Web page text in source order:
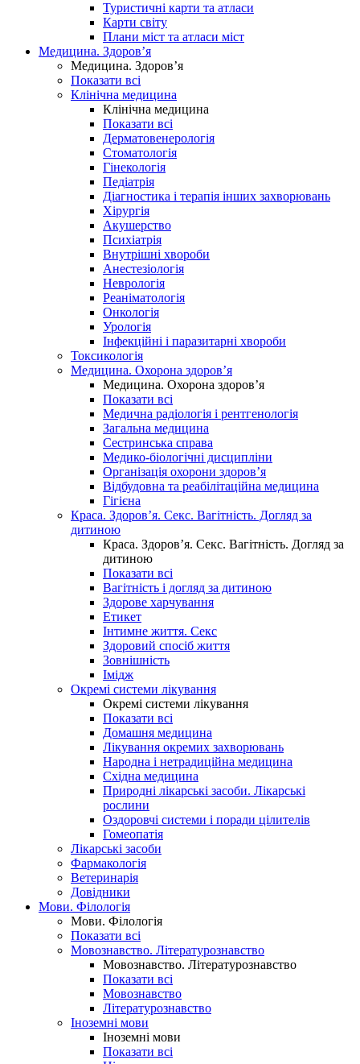
Туристичні карти та атласи
Карти світу
Плани міст та атласи міст
Медицина. Здоров’я
Медицина. Здоров’я
Показати всі
Клінічна медицина
Клінічна медицина
Показати всі
Дерматовенерологія
Стоматологія
Гінекологія
Педіатрія
Діагностика і терапія інших захворювань
Хірургія
Акушерство
Психіатрія
Внутрішні хвороби
Анестезіологія
Неврологія
Реаніматологія
Онкологія
Урологія
Інфекційні і паразитарні хвороби
Токсикологія
Медицина. Охорона здоров’я
Медицина. Охорона здоров’я
Показати всі
Медична радіологія і рентгенологія
Загальна медицина
Сестринська справа
Медико-біологічні дисципліни
Організація охорони здоров’я
Відбудовна та реабілітаційна медицина
Гігієна
Краса. Здоров’я. Секс. Вагітність. Догляд за
дитиною
Краса. Здоров’я. Секс. Вагітність. Догляд за
дитиною
Показати всі
Вагітність і догляд за дитиною
Здорове харчування
Етикет
Інтимне життя. Секс
Здоровий спосіб життя
Зовнішність
Імідж
Окремі системи лікування
Окремі системи лікування
Показати всі
Домашня медицина
Лікування окремих захворювань
Народна і нетрадиційна медицина
Східна медицина
Природні лікарські засоби. Лікарські
рослини
Оздоровчі системи і поради цілителів
Гомеопатія
Лікарські засоби
Фармакологія
Ветеринарія
Довідники
Мови. Філологія
Мови. Філологія
Показати всі
Мовознавство. Літературознавство
Мовознавство. Літературознавство
Показати всі
Мовознавство
Літературознавство
Іноземні мови
Іноземні мови
Показати всі